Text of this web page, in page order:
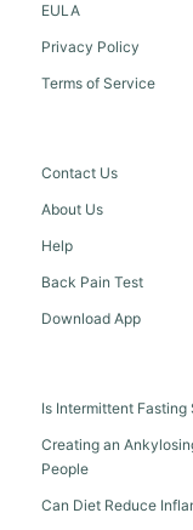
EULA
Privacy Policy
Terms of Service
Contact Us
About Us
Help
Back Pain Test
Download App
Is Intermittent
Creating an
People
Can Diet Reduce